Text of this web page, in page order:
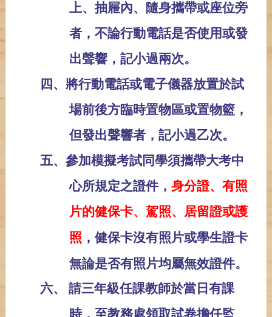
上、抽屜內、隨身攜帶或座位旁
者，不論行動電話是否使用或發
出聲響，記小過兩次。
四、 將行動電話或電子儀器放置於試
場前後方臨時置物區或置物籃，
但發出聲響者，記小過乙次。
五、參加模擬考試同學須攜帶大考中
心所規定之證件， 身分證、有照
片的健保卡、駕照、居留證或護
照 ，健保卡沒有照片或學生證卡
無論是否有照片均屬無效證件。
六、
請三年級任課教師於當日有課
時，至教務處領取試卷擔任監